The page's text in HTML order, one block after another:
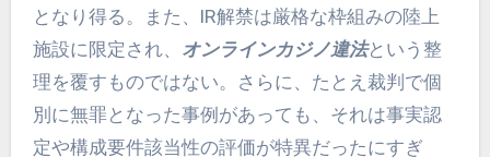
となり得る。また、IR解禁は厳格な枠組みの陸上
施設に限定され、 オンラインカジノ違法という整
理を覆すものではない。さらに、たとえ裁判で個
別に無罪となった事例があっても、それは事実認
定や構成要件該当性の評価が特異だったにすぎ